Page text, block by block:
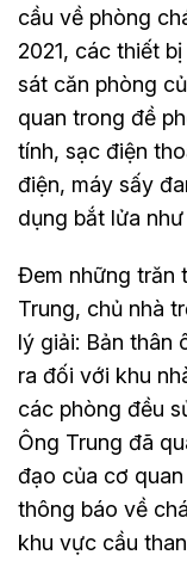
cầu về phòng
2021, các thiết
sát căn phòng
quan trong đề
tính, sạc điện
điện, máy sấy
dụng bắt lửa
Đem những trăn
Trung, chủ nhà
lý giải: Bản thân
ra đối với khu
các phòng đều
Ông Trung đã
đạo của cơ
thông báo về
khu vực cầu